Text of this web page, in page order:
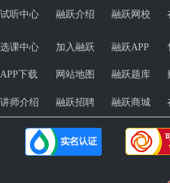
试听中心 融跃介绍 融跃网校
选课中心 加入融跃 融跃APP
APP下载 网站地图 融跃题库
讲师介绍 融跃招聘 融跃商城